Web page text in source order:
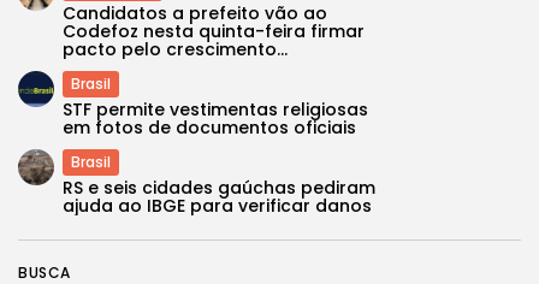
BUSCA
Candidatos a prefeito vão ao
Codefoz nesta quinta-feira firmar
pacto pelo crescimento...
Brasil
STF permite vestimentas religiosas
em fotos de documentos oficiais
Brasil
RS e seis cidades gaúchas pediram
ajuda ao IBGE para verificar danos